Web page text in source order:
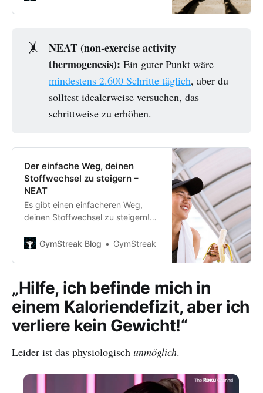
geschrieben.
🤸
NEAT (non-exercise activity
thermogenesis):Ein guter Punkt wäre
mindestens 2.600 Schritte täglich, aber du
solltest idealerweise versuchen, das
schrittweise zu erhöhen.
Der einfache Weg, deinen
Stoffwechsel zu steigern –
NEAT
Es gibt einen einfacheren Weg,
deinen Stoffwechsel zu steigern!
thermogenesis' (aka NEAT). In
was du über NEAT wissen musst
und wie du es in deinem täglichen
Leben nutzen kannst, um
Fettverluste – doppelt schnell – zu
erfahren.
GymStreak Blog GymStreak
„Hilfe, ich befinde mich in
einem Kaloriendefizit, aber ich
verliere kein Gewicht!“
Leider ist das physiologisch unmöglich.